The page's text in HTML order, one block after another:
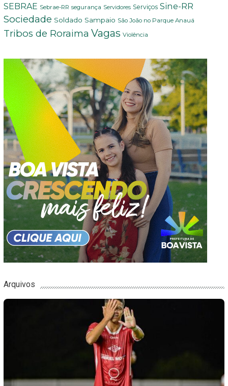
SEBRAE Sebrae-RR segurança Servidores Serviços Sine-RR
Sociedade Soldado Sampaio São João no Parque Anauá
Tribos de Roraima Vagas Violência
Arquivos